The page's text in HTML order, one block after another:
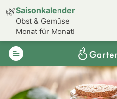
🌿Saisonkalender
Obst & Gemüse
Monat für Monat!